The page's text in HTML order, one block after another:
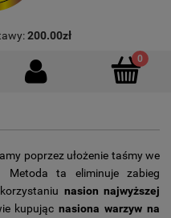
200.00zł
poprzez ułożenie taśmy we
Metoda ta eliminuje zabieg
nasion najwyższej
kupującnasiona warzyw na